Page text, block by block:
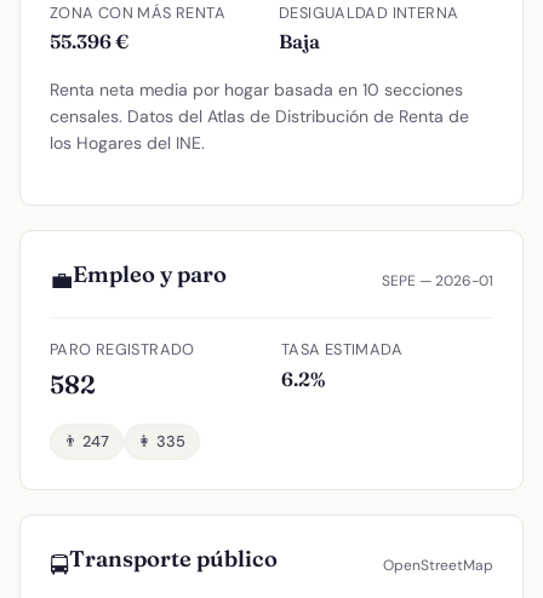
ZONA CON MÁS RENTA
55.396 €
DESIGUALDAD INTERNA
Baja
Renta neta media por hogar basada en 10 secciones
censales. Datos del Atlas de Distribución de Renta de
los Hogares del INE.
💼Empleo y paro SEPE — 2026-01
PARO REGISTRADO
582
TASA ESTIMADA
6.2%
👨 247 👩 335
🚍Transporte público OpenStreetMap